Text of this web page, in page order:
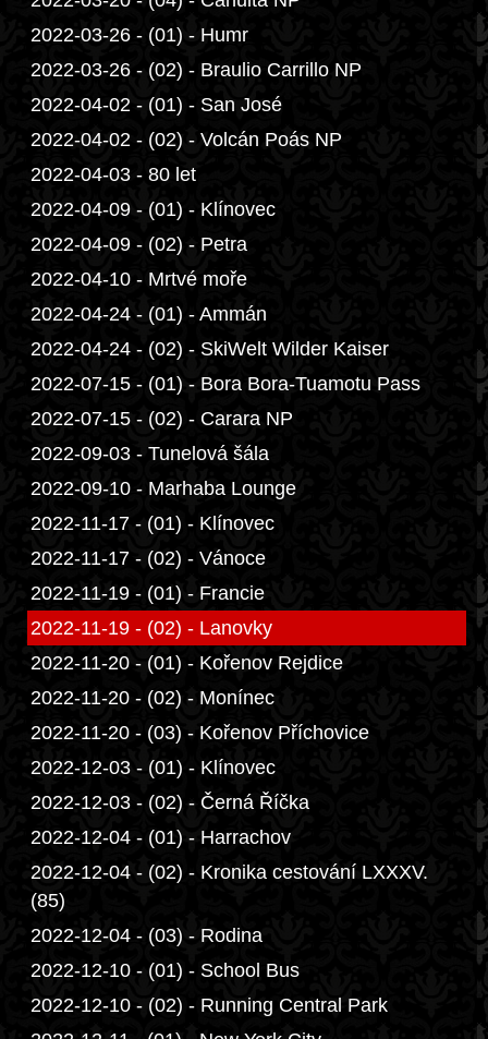
2022-03-26 - (01) - Humr
2022-03-26 - (02) - Braulio Carrillo NP
2022-04-02 - (01) - San José
2022-04-02 - (02) - Volcán Poás NP
2022-04-03 - 80 let
2022-04-09 - (01) - Klínovec
2022-04-09 - (02) - Petra
2022-04-10 - Mrtvé moře
2022-04-24 - (01) - Ammán
2022-04-24 - (02) - SkiWelt Wilder Kaiser
2022-07-15 - (01) - Bora Bora-Tuamotu Pass
2022-07-15 - (02) - Carara NP
2022-09-03 - Tunelová šála
2022-09-10 - Marhaba Lounge
2022-11-17 - (01) - Klínovec
2022-11-17 - (02) - Vánoce
2022-11-19 - (01) - Francie
2022-11-19 - (02) - Lanovky
2022-11-20 - (01) - Kořenov Rejdice
2022-11-20 - (02) - Monínec
2022-11-20 - (03) - Kořenov Příchovice
2022-12-03 - (01) - Klínovec
2022-12-03 - (02) - Černá Říčka
2022-12-04 - (01) - Harrachov
2022-12-04 - (02) - Kronika cestování LXXXV.
(85)
2022-12-04 - (03) - Rodina
2022-12-10 - (01) - School Bus
2022-12-10 - (02) - Running Central Park